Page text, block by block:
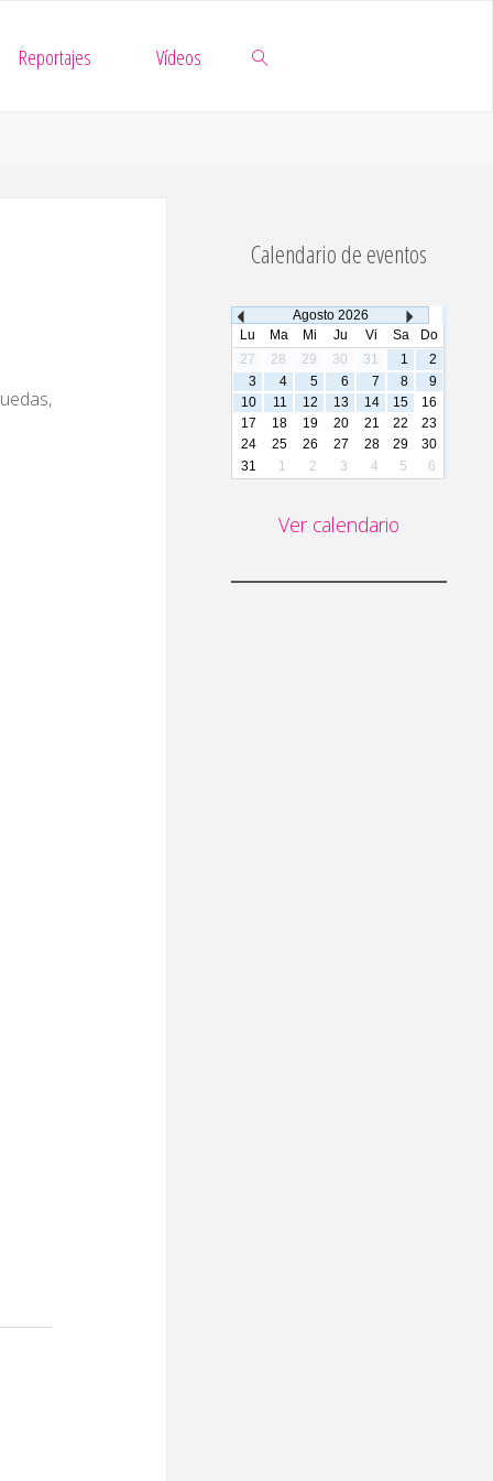
Reportajes Vídeos
Calendario de eventos
Agosto 2026
Lu
Ma Mi Ju Vi Sa
Do
27
28 29 30 31 1
2
3
4 5 6 7 8
9
10
11 12 13 14 15
16
17
18 19 20 21 22
23
24
25 26 27 28 29
30
31
1 2 3 4 5 6
Ver calendario